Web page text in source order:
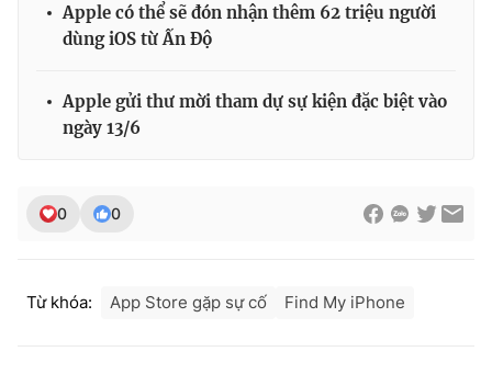
VTV Money
VTV Sức khoẻ Bất động sản
VTV4
VTV9 VTV8
Apple có thể sẽ đón nhận thêm 62 triệu người
dùng iOS từ Ấn Độ
Apple gửi thư mời tham dự sự kiện đặc biệt vào
ngày 13/6
0 0
Từ khóa: App Store gặp sự cố Find My iPhone